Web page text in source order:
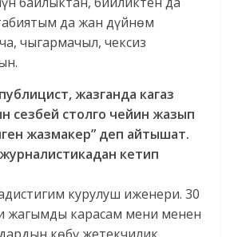
да жан дүйнөм
чыгармачыл, чексиз
жазганда кагаз
сезбей столго чейин жазып
жазмакер” деп айтышат.
кетип
курулуш иженери. 30
жагымды карасам мени менен